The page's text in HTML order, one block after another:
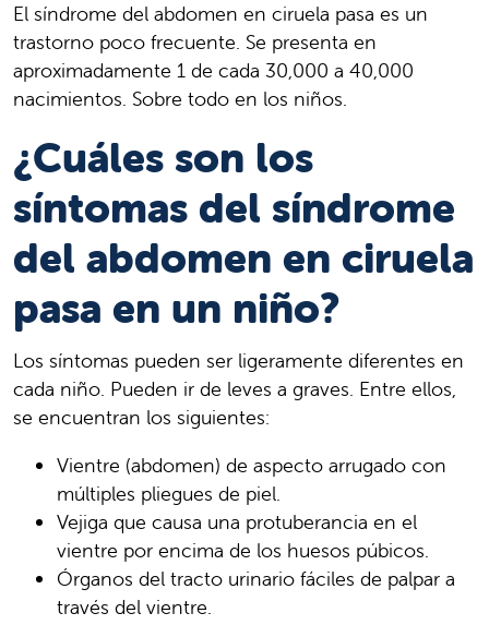
El síndrome del abdomen en ciruela pasa es un
trastorno poco frecuente. Se presenta en
aproximadamente 1 de cada 30,000 a 40,000
nacimientos. Sobre todo en los niños.
¿Cuáles son los
síntomas del síndrome
del abdomen en ciruela
pasa en un niño?
Los síntomas pueden ser ligeramente diferentes en
cada niño. Pueden ir de leves a graves. Entre ellos,
se encuentran los siguientes:
Vientre (abdomen) de aspecto arrugado con
múltiples pliegues de piel.
Vejiga que causa una protuberancia en el
vientre por encima de los huesos púbicos.
Órganos del tracto urinario fáciles de palpar a
través del vientre.